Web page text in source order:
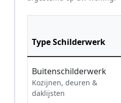
Type Schilderwerk
Buitenschilderwerk
Kozijnen, deuren &
daklijsten